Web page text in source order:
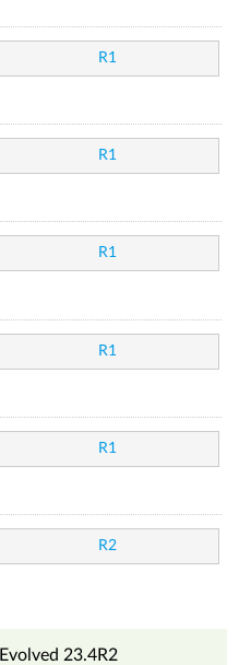
R1
R1
R1
R1
R1
R2
23.4R2